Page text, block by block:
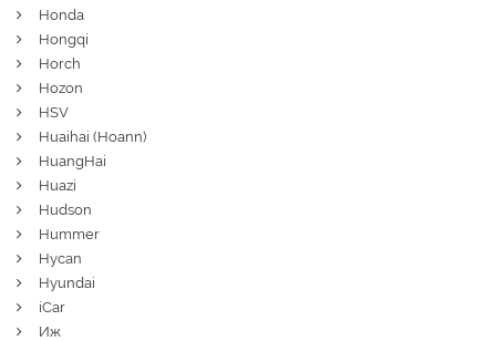
Honda
Hongqi
Horch
Hozon
HSV
Huaihai (Hoann)
HuangHai
Huazi
Hudson
Hummer
Hycan
Hyundai
iCar
Иж